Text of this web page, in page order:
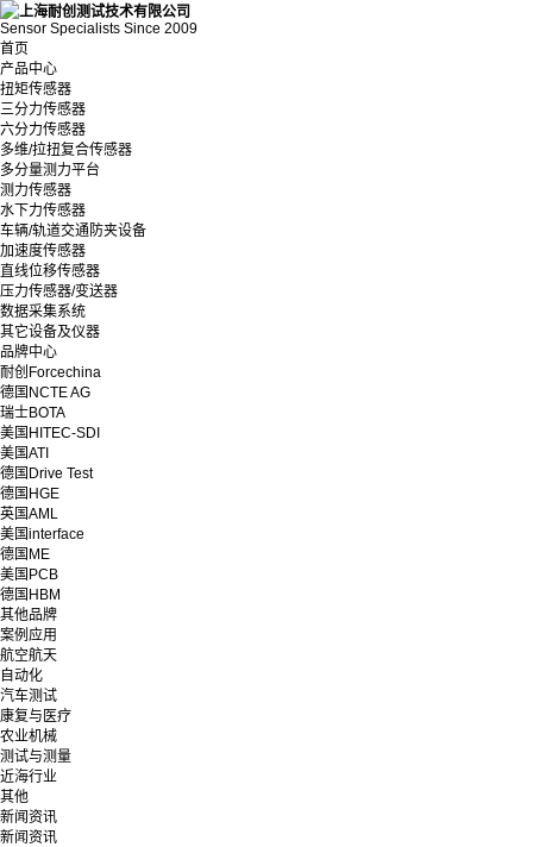
Sensor Specialists Since 2009
首页
产品中心
扭矩传感器
三分力传感器
六分力传感器
多维/拉扭复合传感器
多分量测力平台
测力传感器
水下力传感器
车辆/轨道交通防夹设备
加速度传感器
直线位移传感器
压力传感器/变送器
数据采集系统
其它设备及仪器
品牌中心
耐创Forcechina
德国NCTE AG
瑞士BOTA
美国HITEC-SDI
美国ATI
德国Drive Test
德国HGE
英国AML
美国interface
德国ME
美国PCB
德国HBM
其他品牌
案例应用
航空航天
自动化
汽车测试
康复与医疗
农业机械
测试与测量
近海行业
其他
新闻资讯
新闻资讯